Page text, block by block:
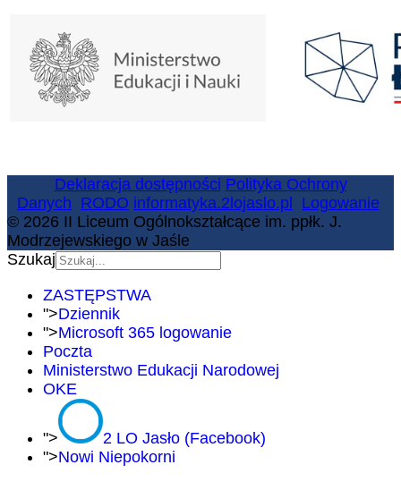
Deklaracja dostępności Polityka Ochrony
Danych RODO informatyka.2lojaslo.pl
Logowanie
© 2026 II Liceum Ogólnokształcące im. ppłk. J.
Modrzejewskiego w Jaśle
Szukaj
ZASTĘPSTWA
">Dziennik
">Microsoft 365 logowanie
Poczta
Ministerstwo Edukacji Narodowej
OKE
">
2 LO Jasło (Facebook)
">Nowi Niepokorni